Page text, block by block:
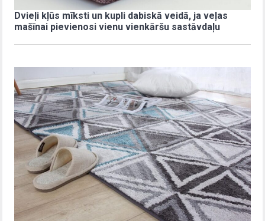
Dvieļi kļūs mīksti un kupli dabiskā veidā, ja veļas
mašīnai pievienosi vienu vienkāršu sastāvdaļu